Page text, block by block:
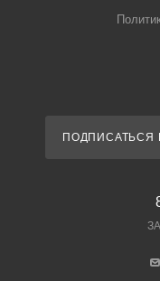
ПОДПИСАТЬСЯ